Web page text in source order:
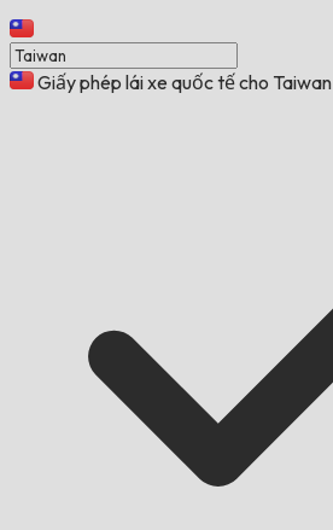
Giấy phép lái xe quốc tế cho Taiwan